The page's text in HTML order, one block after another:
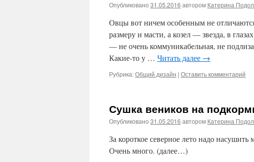
Опубликовано 31.05.2016 автором Катерина
Овцы вот ничем особенным не
размеру и масти, а козел — звезда, в
— не очень коммуникабельная, не
Какие‑то у … Читать далее →
Рубрика:Общий дизайн | Оставить комментарий
Сушка веников на
Опубликовано 31.05.2016 автором Катерина
За короткое северное лето надо
Очень много. (далее…)